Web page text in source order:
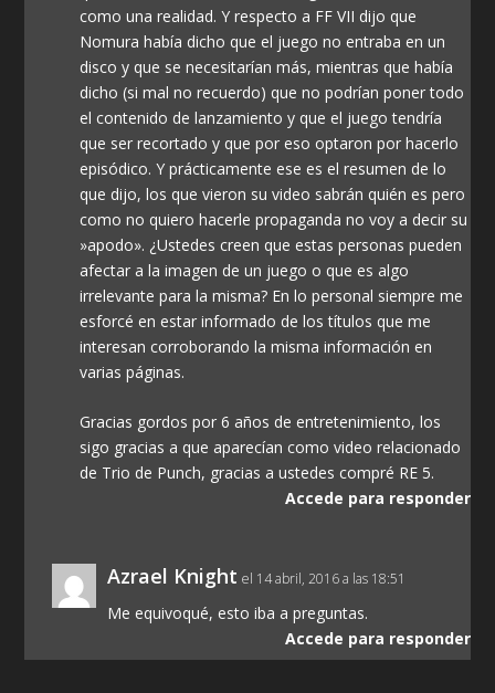
como una realidad. Y respecto a FF VII dijo que
Nomura había dicho que el juego no entraba en un
disco y que se necesitarían más, mientras que había
dicho (si mal no recuerdo) que no podrían poner todo
el contenido de lanzamiento y que el juego tendría
que ser recortado y que por eso optaron por hacerlo
episódico. Y prácticamente ese es el resumen de lo
que dijo, los que vieron su video sabrán quién es pero
como no quiero hacerle propaganda no voy a decir su
»apodo». ¿Ustedes creen que estas personas pueden
afectar a la imagen de un juego o que es algo
irrelevante para la misma? En lo personal siempre me
esforcé en estar informado de los títulos que me
interesan corroborando la misma información en
varias páginas.
Gracias gordos por 6 años de entretenimiento, los
sigo gracias a que aparecían como video relacionado
de Trio de Punch, gracias a ustedes compré RE 5.
Accede para responder
Azrael Knight el 14 abril, 2016 a las 18:51
Me equivoqué, esto iba a preguntas.
Accede para responder